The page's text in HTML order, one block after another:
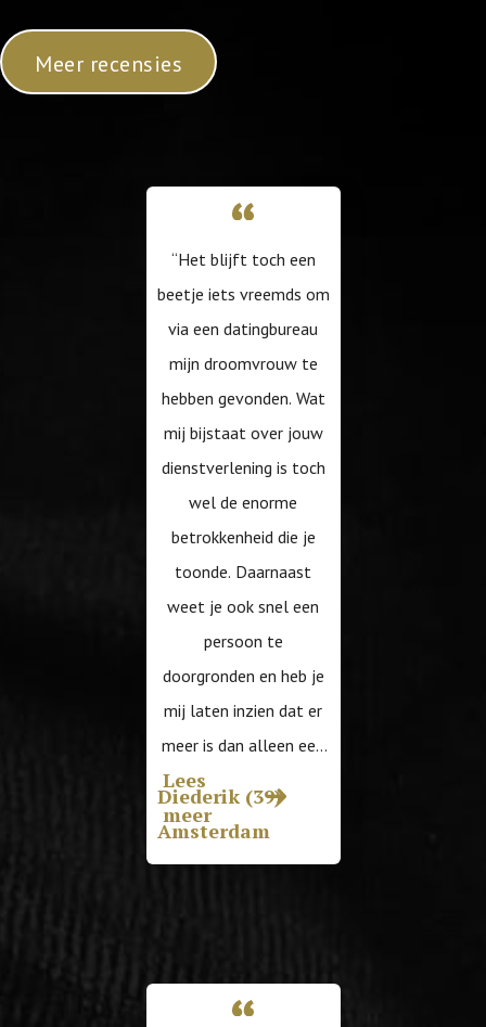
Meer recensies
“Het blijft toch een
beetje iets vreemds om
via een datingbureau
mijn droomvrouw te
hebben gevonden. Wat
mij bijstaat over jouw
dienstverlening is toch
wel de enorme
betrokkenheid die je
toonde. Daarnaast
weet je ook snel een
persoon te
doorgronden en heb je
mij laten inzien dat er
meer is dan alleen een
mooi plaatje. Alhoewel
de eerste date niet
jouw hulp heeft mij de
ogen geopend en mij
Diederik (39)
Amsterdam
Lees
meer
arrow